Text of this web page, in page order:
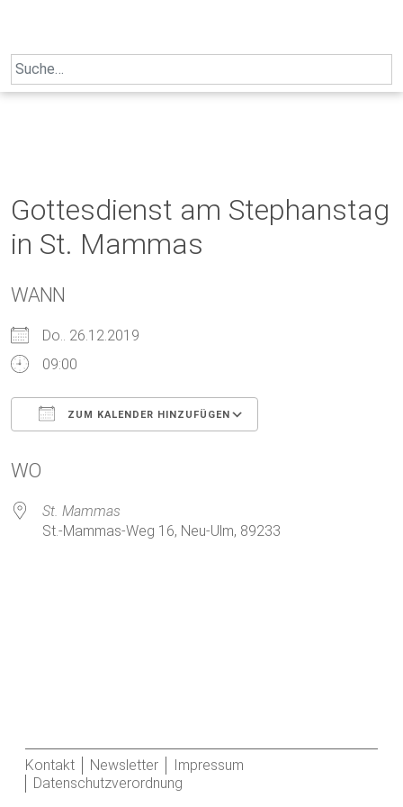
Search
for:
Gottesdienst am Stephanstag
in St. Mammas
WANN
Do.. 26.12.2019
09:00
ZUM KALENDER HINZUFÜGEN
WO
St. Mammas
St.-Mammas-Weg 16, Neu-Ulm, 89233
Kontakt Newsletter
Impressum
Datenschutzverordnung